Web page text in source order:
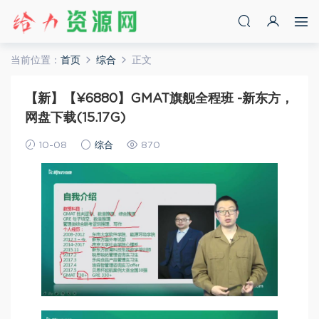
当前位置： 首页 综合 正文
【新】【¥6880】GMAT旗舰全程班 -新东方，
网盘下载(15.17G)
10-08 综合 870